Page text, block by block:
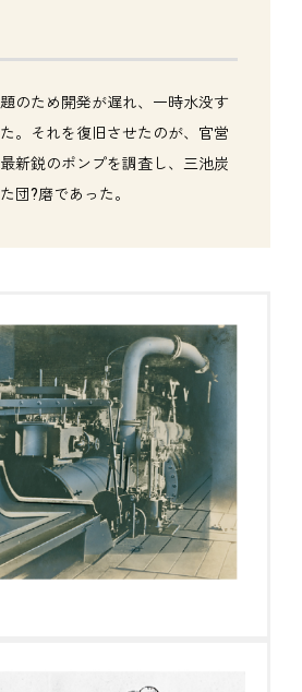
のため開発が遅れ、一時水没す
。それを復旧させたのが、官営
新鋭のポンプを調査し、三池炭
団?磨であった。